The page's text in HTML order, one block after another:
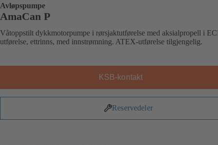
Avløpspumpe
AmaCan P
Våtoppstilt dykkmotorpumpe i rørsjaktutførelse med aksialpropell i
utførelse, ettrinns, med innstrømning. ATEX-utførelse tilgjengelig.
KSB-kontakt
Reservedeler